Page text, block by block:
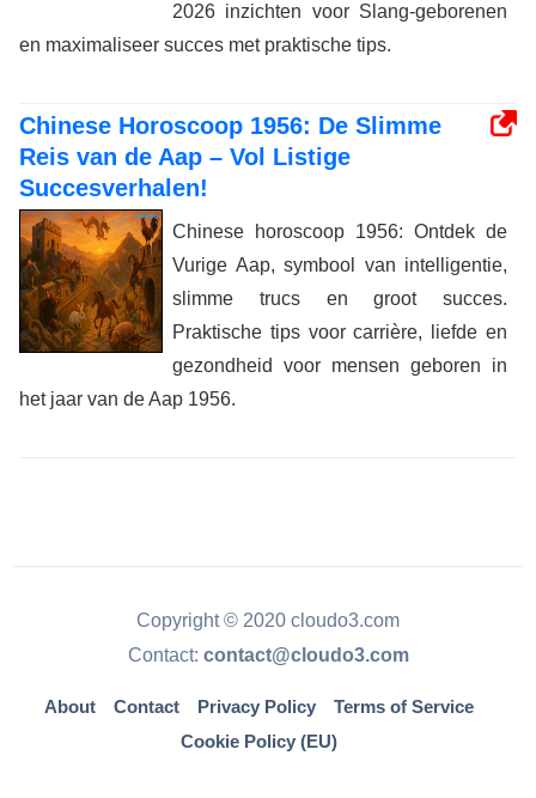
2026 inzichten voor Slang-geborenen
en maximaliseer succes met praktische tips.
Chinese Horoscoop 1956: De Slimme
Reis van de Aap – Vol Listige
Succesverhalen!
Chinese horoscoop 1956: Ontdek de
Vurige Aap, symbool van intelligentie,
slimme trucs en groot succes.
Praktische tips voor carrière, liefde en
gezondheid voor mensen geboren in
het jaar van de Aap 1956.
Copyright © 2020 cloudo3.com
Contact: contact@cloudo3.com
About Contact Privacy Policy
Terms of Service
Cookie Policy (EU)